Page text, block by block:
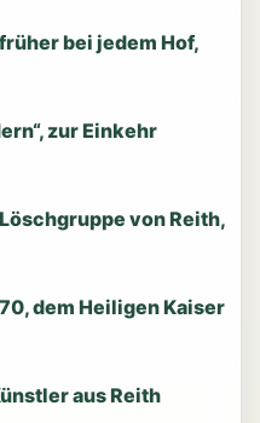
bei jedem Hof,
zur Einkehr
von Reith,
dem Heiligen Kaiser
aus Reith